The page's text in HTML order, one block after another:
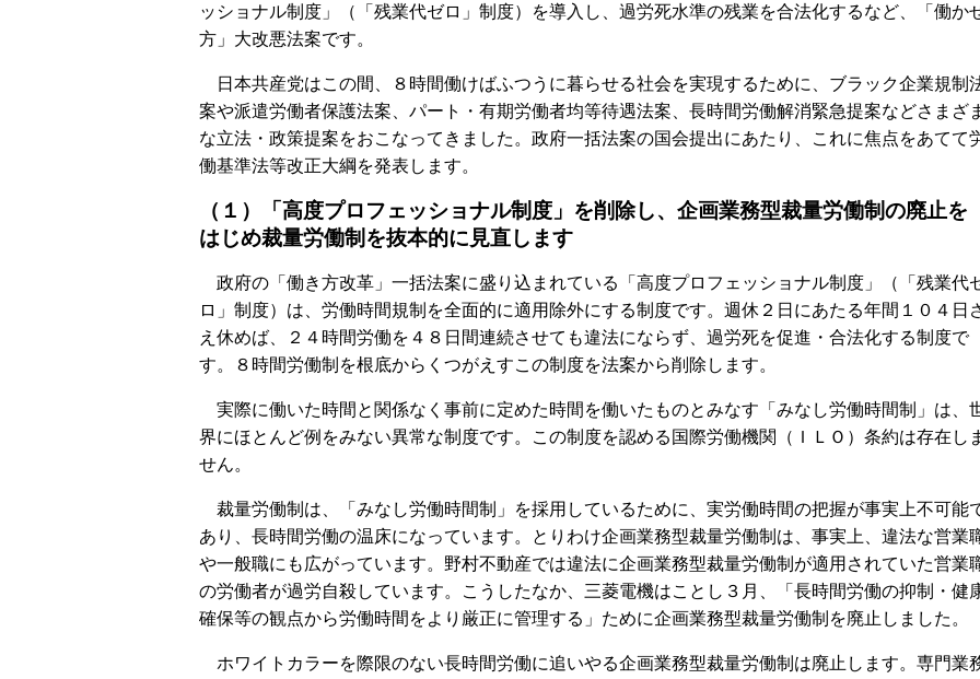
ッショナル制度」（「残業代ゼロ」制度）を導入し、過労死水準の残業を合法化するなど、「働か
方」大改悪法案です。
日本共産党はこの間、８時間働けばふつうに暮らせる社会を実現するために、ブラック企業規制
案や派遣労働者保護法案、パート・有期労働者均等待遇法案、長時間労働解消緊急提案などさまざ
な立法・政策提案をおこなってきました。政府一括法案の国会提出にあたり、これに焦点をあてて
働基準法等改正大綱を発表します。
（１）「高度プロフェッショナル制度」を削除し、企画業務型裁量労働制の廃止を
はじめ裁量労働制を抜本的に見直します
政府の「働き方改革」一括法案に盛り込まれている「高度プロフェッショナル制度」（「残業代
ロ」制度）は、労働時間規制を全面的に適用除外にする制度です。週休２日にあたる年間１０４日
え休めば、２４時間労働を４８日間連続させても違法にならず、過労死を促進・合法化する制度で
す。８時間労働制を根底からくつがえすこの制度を法案から削除します。
実際に働いた時間と関係なく事前に定めた時間を働いたものとみなす「みなし労働時間制」は、
界にほとんど例をみない異常な制度です。この制度を認める国際労働機関（ＩＬＯ）条約は存在し
せん。
裁量労働制は、「みなし労働時間制」を採用しているために、実労働時間の把握が事実上不可能
あり、長時間労働の温床になっています。とりわけ企画業務型裁量労働制は、事実上、違法な営業
や一般職にも広がっています。野村不動産では違法に企画業務型裁量労働制が適用されていた営業
の労働者が過労自殺しています。こうしたなか、三菱電機はことし３月、「長時間労働の抑制・健
確保等の観点から労働時間をより厳正に管理する」ために企画業務型裁量労働制を廃止しました。
ホワイトカラーを際限のない長時間労働に追いやる企画業務型裁量労働制は廃止します。専門業